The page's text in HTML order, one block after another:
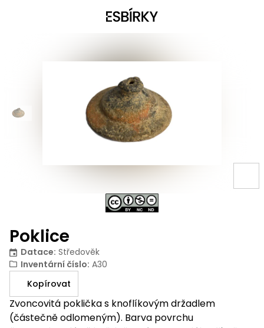
Poklice
Datace: Středověk
Inventární číslo: A30
Kopírovat
Zvoncovitá poklička s knoflíkovým držadlem
(částečně odlomeným). Barva povrchu